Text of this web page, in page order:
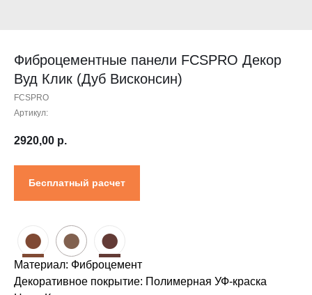
Фиброцементные панели FCSPRO Декор
Вуд Клик (Дуб Висконсин)
FCSPRO
Артикул:
2920,00 р.
Бесплатный расчет
● ● ●
Материал: Фиброцемент
Декоративное покрытие: Полимерная УФ-краска